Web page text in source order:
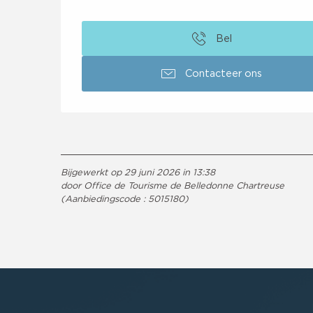
Bel
Contacteer ons
Bijgewerkt op 29 juni 2026 in 13:38
door Office de Tourisme de Belledonne Chartreuse
(Aanbiedingscode : 5015180)